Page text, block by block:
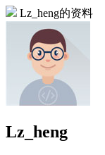
Lz_heng的资料
Lz_heng